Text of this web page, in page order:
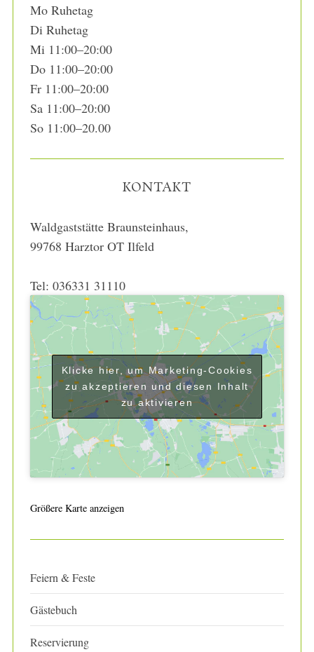
Mo Ruhetag
Di Ruhetag
Mi 11:00–20:00
Do 11:00–20:00
Fr 11:00–20:00
Sa 11:00–20:00
So 11:00–20.00
KONTAKT
Waldgaststätte Braunsteinhaus,
99768 Harztor OT Ilfeld
Tel: 036331 31110
Klicke hier, um Marketing-Cookies
zu akzeptieren und diesen Inhalt
zu aktivieren
Größere Karte anzeigen
Feiern & Feste
Gästebuch
Reservierung
: